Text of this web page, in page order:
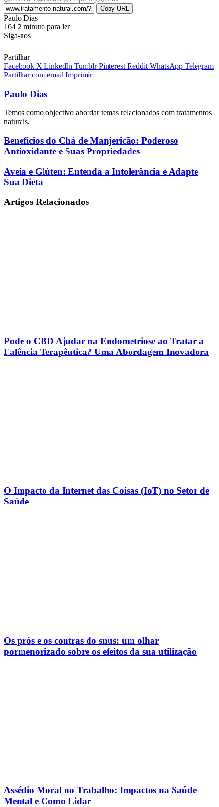
Copy URL
Paulo DiasSend
an
164 2 minuto para ler
Siga-nos
Partilhar
Facebook X LinkedIn Tumblr Pinterest Reddit WhatsApp Telegram
Partilhar com email Imprimir
Paulo Dias
Temos como objectivo abordar temas relacionados com tratamentos
naturais.
Benefícios
do
Chá
Manjericão:
Poderoso
e
Benefícios do Chá de Manjericão: Poderoso
Antioxidante e Suas Propriedades
Aveia
e
Glúten:
Entenda
a
Aveia e Glúten: Entenda a Intolerância e Adapte
Sua Dieta
Artigos Relacionados
Pode o CBD Ajudar na Endometriose ao Tratar a
Falência Terapêutica? Uma Abordagem Inovadora
O Impacto da Internet das Coisas (IoT) no Setor de
Saúde
Os prós e os contras do snus: um olhar
pormenorizado sobre os efeitos da sua utilização
Assédio Moral no Trabalho: Impactos na Saúde
Mental e Como Lidar